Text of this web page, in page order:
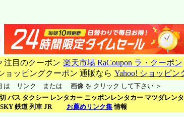
目のクーポン 楽天市場 RaCoupon ラ・クーポン
ッピングクーポン 通販なら Yahoo! ショッピン
は リンク または 画像 を クリック して下さい ＞
バス タクシー レンタカー ニッポンレンタカー マツダレン
SKY 鉄道 列車 JR お薦めリンク集情報